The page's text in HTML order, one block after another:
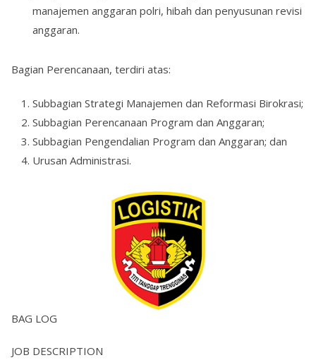
manajemen anggaran polri, hibah dan penyusunan revisi
anggaran.
Bagian Perencanaan, terdiri atas:
Subbagian Strategi Manajemen dan Reformasi Birokrasi;
Subbagian Perencanaan Program dan Anggaran;
Subbagian Pengendalian Program dan Anggaran; dan
Urusan Administrasi.
BAG LOG
JOB DESCRIPTION